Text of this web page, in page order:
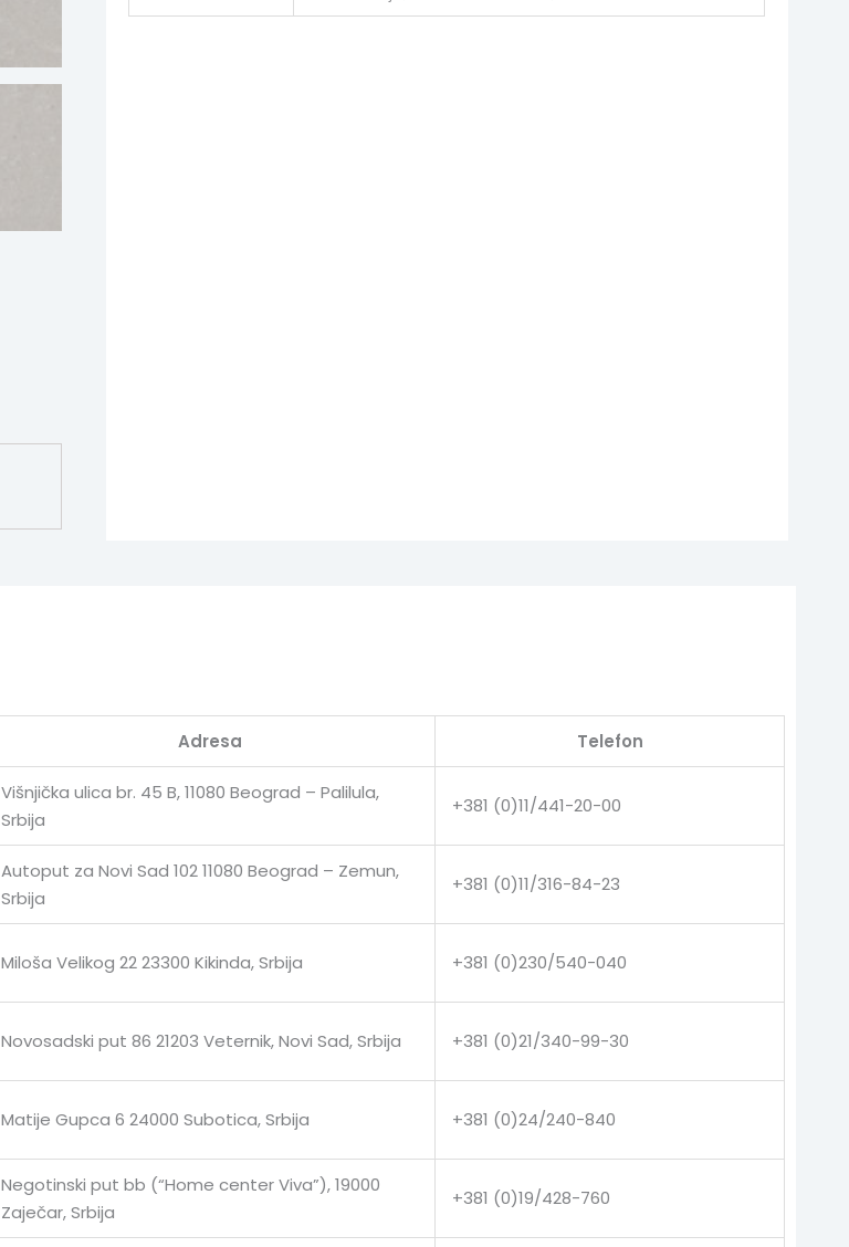
Adresa Telefon
Višnjička ulica br. 45 B, 11080 Beograd – Palilula,
Srbija
+381 (0)11/441-20-00
Autoput za Novi Sad 102 11080 Beograd – Zemun,
Srbija
+381 (0)11/316-84-23
Miloša Velikog 22 23300 Kikinda, Srbija +381 (0)230/540-040
Novosadski put 86 21203 Veternik, Novi Sad, Srbija +381 (0)21/340-99-30
Matije Gupca 6 24000 Subotica, Srbija +381 (0)24/240-840
Negotinski put bb (“Home center Viva”), 19000
Zaječar, Srbija
+381 (0)19/428-760